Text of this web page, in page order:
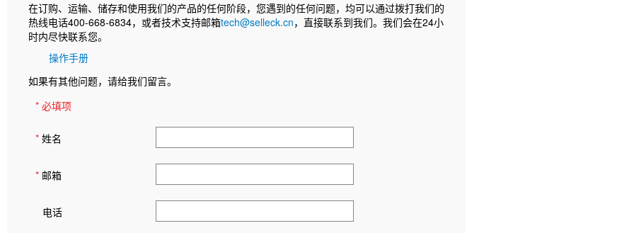
在订购、运输、储存和使用我们的产品的任何阶段，您遇到的任何问题，均可以通过拨打我们的
热线电话400-668-6834，或者技术支持邮箱tech@selleck.cn，直接联系到我们。我们会在24小
时内尽快联系您。
操作手册
如果有其他问题，请给我们留言。
* 必填项
* 姓名
* 邮箱
电话